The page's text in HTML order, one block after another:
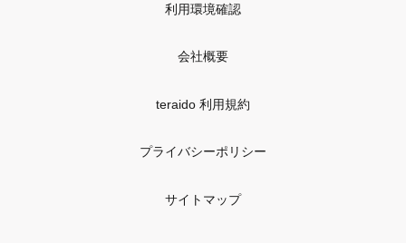
利用環境確認
会社概要
teraido 利用規約
プライバシーポリシー
サイトマップ